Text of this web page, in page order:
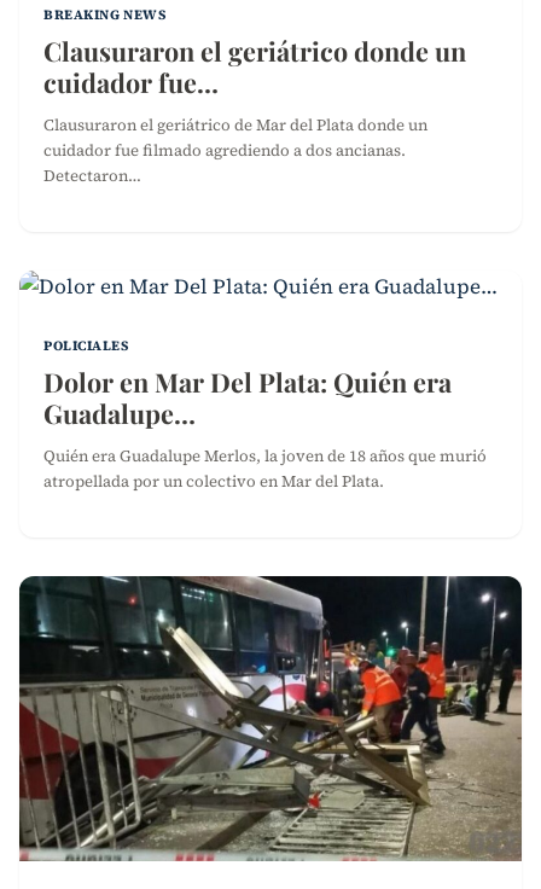
BREAKING NEWS
Clausuraron el geriátrico donde un
cuidador fue…
Clausuraron el geriátrico de Mar del Plata donde un
cuidador fue filmado agrediendo a dos ancianas.
Detectaron…
POLICIALES
Dolor en Mar Del Plata: Quién era
Guadalupe…
Quién era Guadalupe Merlos, la joven de 18 años que murió
atropellada por un colectivo en Mar del Plata.